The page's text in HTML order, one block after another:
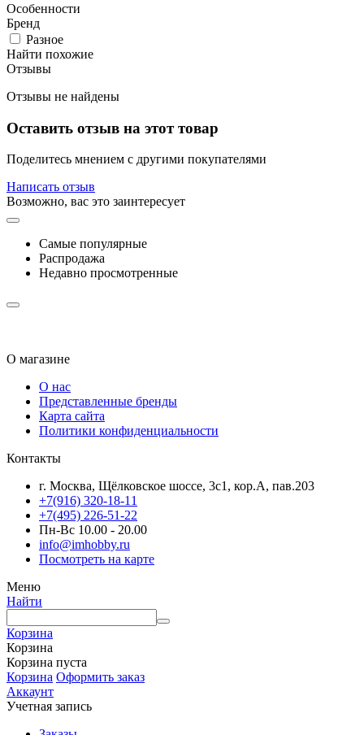
Особенности
Бренд
Разное
Найти похожие
Отзывы
Отзывы не найдены
Оставить отзыв на этот товар
Поделитесь мнением с другими покупателями
Написать отзыв
Возможно, вас это заинтересует
Самые популярные
Распродажа
Недавно просмотренные
О магазине
О нас
Представленные бренды
Карта сайта
Политики конфиденциальности
Контакты
г. Москва, Щёлковское шоссе, 3с1, кор.А, пав.203
+7(916) 320-18-11
+7(495) 226-51-22
Пн-Вс 10.00 - 20.00
info@imhobby.ru
Посмотреть на карте
Меню
Найти
Корзина
Корзина
Корзина пуста
Корзина Оформить заказ
Аккаунт
Учетная запись